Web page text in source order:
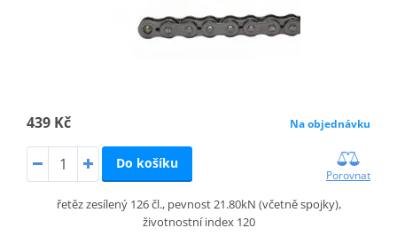
439 Kč Na objednávku
Do košíku
Porovnat
řetěz zesílený 126 čl., pevnost 21.80kN (včetně spojky),
životnostní index 120